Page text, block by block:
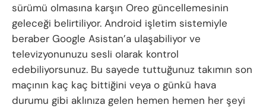
sürümü olmasına karşın Oreo güncellemesinin
geleceği belirtiliyor. Android işletim sistemiyle
beraber Google Asistan’a ulaşabiliyor ve
televizyonunuzu sesli olarak kontrol
edebiliyorsunuz. Bu sayede tuttuğunuz takımın son
maçının kaç kaç bittiğini veya o günkü hava
durumu gibi aklınıza gelen hemen hemen her şeyi